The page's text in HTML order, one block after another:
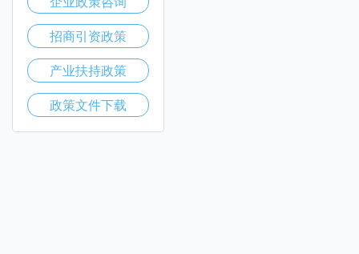
招商引资政策
产业扶持政策
政策文件下载